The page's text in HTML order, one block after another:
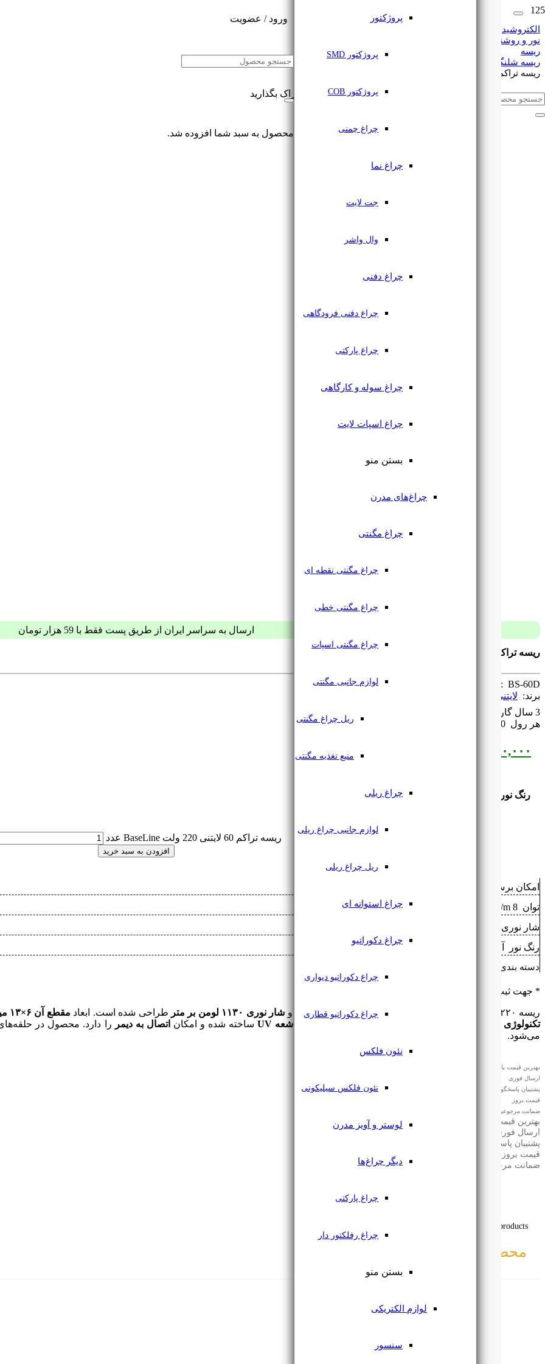
پروژکتور
پروژکتور SMD
پروژکتور COB
چراغ چمنی
چراغ نما
جت لایت
وال واشر
چراغ دفنی
چراغ دفنی فرودگاهی
چراغ پارکتی
چراغ سوله و کارگاهی
چراغ اسپات لایت
بستن منو
چراغ‌های مدرن
چراغ مگنتی
چراغ مگنتی نقطه ای
چراغ مگنتی خطی
چراغ مگنتی اسپات
لوازم جانبی مگنتی
ریل چراغ مگنتی
منبع تغذیه مگنتی
چراغ ریلی
لوازم جانبی چراغ ریلی
ریل چراغ ریلی
چراغ استوانه ای
چراغ دکوراتیو
چراغ دکوراتیو دیواری
چراغ دکوراتیو قطاری
نئون فلکس
نئون فلکس سیلیکونی
لوستر و آویز مدرن
دیگر چراغ‌ها
چراغ پارکتی
چراغ رفلکتور دار
بستن منو
لوازم الکتریکی
سنسور
ورود / عضویت
محصول به سبد شما افزوده شد.
الکتروشید
نور و روشنایی
ریسه
ریسه شلنگی
ریسه تراکم 60 لایتنی 220 ولت BaseLine
🔔 اشتراک گذاری
این مطلب را با دوستان خود به اشتراک بگذارید
ارسال به سراسر ایران از طریق پست فقط با 59 هزار تومان
ریسه تراکم 60 لایتنی 220 ولت BaseLine
SKU: ‌ BS-60D
برند: ‌ لایتنی
3 سال گارانتی
هر رول ‌ 100 متر
۱۴,۲۸۰,۰۰۰
رنگ نور
ریسه تراکم 60 لایتنی 220 ولت BaseLine عدد
افزودن به سبد خرید
امکان برش ‌
توان ‌ 8 w/m
شار نوری ‌
رنگ نور ‌
دسته بندی: ‌
* جهت ثبت سفارش تماس بگیرید
ریسه ۲۲۰ ولت تراکم ۶۰ لایتنی BaseLine با توان ۸ وات بر متر و شار نوری ۱۱۳۰ لومن بر متر طراحی شده است. ابعاد مقطع آن ۶×۱۳ میلی‌متر
تکنولوژی بدون سیم
اشعه UV ساخته شده و امکان اتصال به دیمر را دارد. محصول در حلقه‌های ۱۰۰ متری عرضه و
می‌شود.
بهترین قیمت بازار
ارسال فوری
پشتیبان پاسخگو
قیمت بروز
ضمانت مرجوعی
بهترین قیمت بازار
ارسال فوری
پشتیبان پاسخگو
قیمت بروز
ضمانت مرجوعی
Related products
محصولاتـــــ